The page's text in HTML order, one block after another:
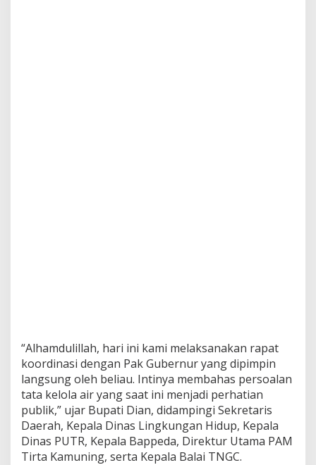
“Alhamdulillah, hari ini kami melaksanakan rapat
koordinasi dengan Pak Gubernur yang dipimpin
langsung oleh beliau. Intinya membahas persoalan
tata kelola air yang saat ini menjadi perhatian
publik,” ujar Bupati Dian, didampingi Sekretaris
Daerah, Kepala Dinas Lingkungan Hidup, Kepala
Dinas PUTR, Kepala Bappeda, Direktur Utama PAM
Tirta Kamuning, serta Kepala Balai TNGC.